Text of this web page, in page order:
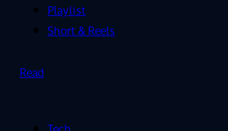
Playlist
Short & Reels
Read